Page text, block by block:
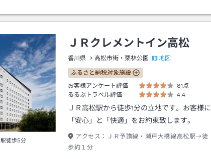
駅徒歩5分
ＪＲクレメントイン高松
香川県 高松市街・栗林公園 地図
ふるさと納税対象施設
お客様アンケート評価
81点
るるぶトラベル評価
4.4
ＪＲ高松駅から徒歩1分の立地です。お客様に
「安心」と「快適」をお約束致します。
アクセス：
ＪＲ予讃線・瀬戸大橋線高松駅→徒
歩約１分